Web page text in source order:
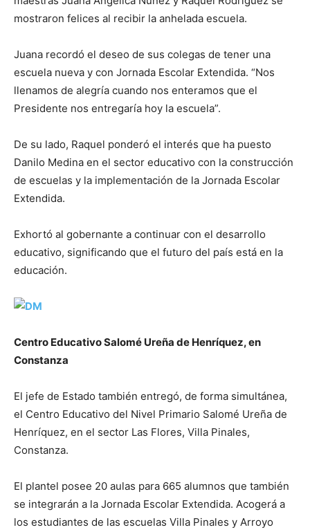
mostraron felices al recibir la anhelada escuela.
Juana recordó el deseo de sus colegas de tener una
escuela nueva y con Jornada Escolar Extendida. “Nos
llenamos de alegría cuando nos enteramos que el
Presidente nos entregaría hoy la escuela”.
De su lado, Raquel ponderó el interés que ha puesto
Danilo Medina en el sector educativo con la construcción
de escuelas y la implementación de la Jornada Escolar
Extendida.
Exhortó al gobernante a continuar con el desarrollo
educativo, significando que el futuro del país está en la
educación.
Centro Educativo Salomé Ureña de Henríquez, en
Constanza
El jefe de Estado también entregó, de forma simultánea,
el Centro Educativo del Nivel Primario Salomé Ureña de
Henríquez, en el sector Las Flores, Villa Pinales,
Constanza.
El plantel posee 20 aulas para 665 alumnos que también
se integrarán a la Jornada Escolar Extendida. Acogerá a
los estudiantes de las escuelas Villa Pinales y Arroyo